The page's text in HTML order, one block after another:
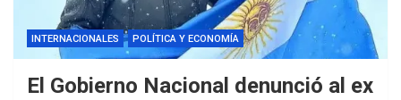
INTERNACIONALES POLÍTICA Y ECONOMÍA
El Gobierno Nacional denunció al ex